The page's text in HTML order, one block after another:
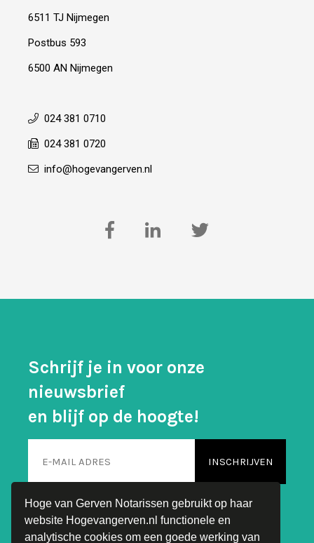
Hoge van Gerven Notarissen gebruikt op haar
website Hogevangerven.nl functionele en
analytische cookies om een goede werking van
6511 TJ Nijmegen
Postbus 593
6500 AN Nijmegen
024 381 0710
024 381 0720
info@hogevangerven.nl
Schrijf je in voor onze
nieuwsbrief
en blijf op de hoogte!